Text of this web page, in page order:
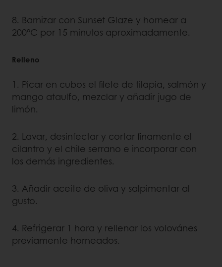
8. Barnizar con Sunset Glaze y hornear a
200°C por 15 minutos aproximadamente.
Relleno
1. Picar en cubos el filete de tilapia, salmón y
mango ataulfo, mezclar y añadir jugo de
limón.
2. Lavar, desinfectar y cortar finamente el
cilantro y el chile serrano e incorporar con
los demás ingredientes.
3. Añadir aceite de oliva y salpimentar al
gusto.
4. Refrigerar 1 hora y rellenar los volovánes
previamente horneados.